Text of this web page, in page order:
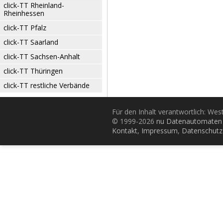
click-TT Rheinland-
Rheinhessen
click-TT Pfalz
click-TT Saarland
click-TT Sachsen-Anhalt
click-TT Thüringen
click-TT restliche Verbände
Für den Inhalt verantwortlich:
© 1999-2026 nu
Kontakt, Impressum, Datenschutz